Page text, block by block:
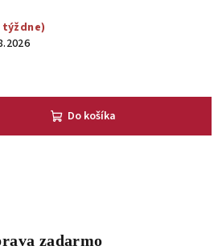
týždne)
Do košíka
zadarmo